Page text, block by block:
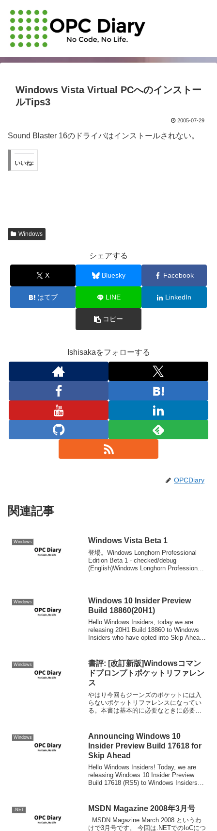
Windows Vista Virtual PCへのインストー
ルTips3
2005-07-29
Sound Blaster 16のドライバはインストールされない。
いいね:
Windows
シェアする
X Bluesky Facebook
はてブ LINE LinkedIn
コピー
Ishisakaをフォローする
OPCDiary
関連記事
Windows Windows Vista Beta 1
登場。Windows Longhorn Professional
Edition Beta 1 - checked/debug
(English)Windows Longhorn Professional
Windows
Windows 10 Insider Preview
Build 18860(20H1)
Hello Windows Insiders, today we are
releasing 20H1 Build 18860 to Windows
Insiders who have opted into Skip Ahead.
Windows
書評: [改訂新版]Windowsコマン
ドプロンプトポケットリファレン
ス
やはり今回もジーンズのポケットには入
らないポケットリファレンスになってい
る。本書は基本的に必要なときに必要な
あるが、初学者に取っては、まず何故コ
マンドラインなのか、コマ...
Windows
Announcing Windows 10
Insider Preview Build 17618 for
Skip Ahead
Hello Windows Insiders! Today, we are
releasing Windows 10 Insider Preview
Build 17618 (RS5) to Windows Insiders
.NET MSDN Magazine 2008年3月号
MSDN Magazine March 2008 というわ
けで3月号です。 今回は.NETでのIoCにつ